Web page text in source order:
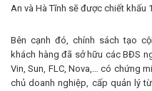
An và Hà Tĩnh sẽ được chiết khấu
Bên cạnh đó, chính sách tạo
khách hàng đã sở hữu các BĐS
Vin, Sun, FLC, Nova,… có chứng
chủ doanh nghiệp, cấp quản lý